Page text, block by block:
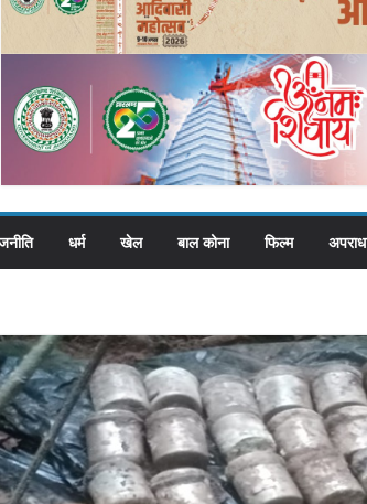
धर्म खेल बाल कोना फिल्म अपराध